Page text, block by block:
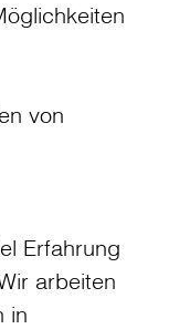
von
Erfahrung
arbeiten
in